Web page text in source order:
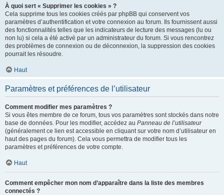
À quoi sert « Supprimer les cookies » ?
Cela supprime tous les cookies créés par phpBB qui conservent vos
paramètres d’authentification et votre connexion au forum. Ils fournissent aussi
des fonctionnalités telles que les indicateurs de lecture des messages (lu ou
non lu) si cela a été activé par un administrateur du forum. Si vous rencontrez
des problèmes de connexion ou de déconnexion, la suppression des cookies
pourrait les résoudre.
Haut
Paramètres et préférences de l’utilisateur
Comment modifier mes paramètres ?
Si vous êtes membre de ce forum, tous vos paramètres sont stockés dans notre
base de données. Pour les modifier, accédez au Panneau de l’utilisateur
(généralement ce lien est accessible en cliquant sur votre nom d’utilisateur en
haut des pages du forum). Cela vous permettra de modifier tous les
paramètres et préférences de votre compte.
Haut
Comment empêcher mon nom d’apparaître dans la liste des membres
connectés ?